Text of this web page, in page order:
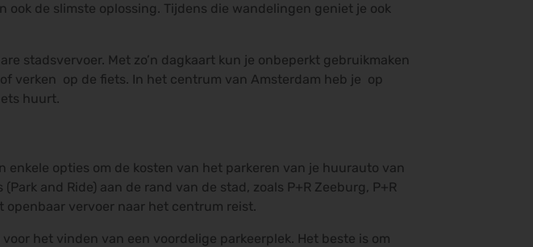
de slimste oplossing. Tijdens die wandelingen geniet je ook
stadsvervoer. Met zo’n dagkaart kun je onbeperkt gebruikmaken
verken op de fiets. In het centrum van Amsterdam heb je op
huurt.
opties om de kosten van het parkeren van je huurauto van
and Ride) aan de rand van de stad, zoals P+R Zeeburg, P+R
openbaar vervoer naar het centrum reist.
het vinden van een voordelige parkeerplek. Het beste is om